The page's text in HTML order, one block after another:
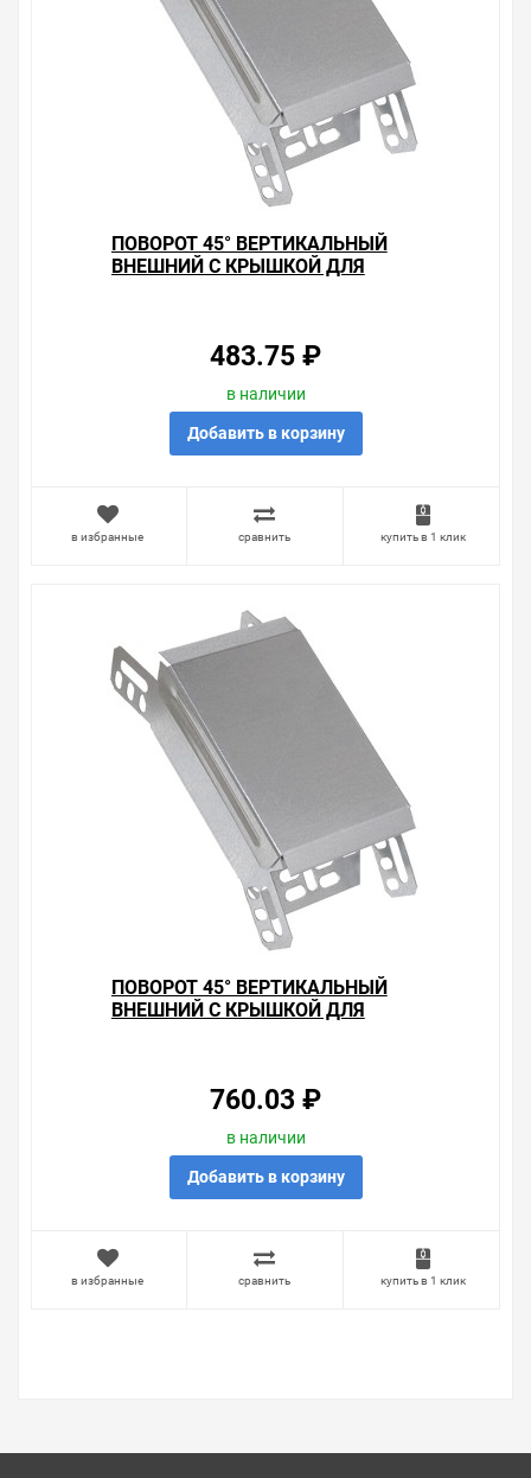
ПОВОРОТ 45° ВЕРТИКАЛЬНЫЙ
ВНЕШНИЙ С КРЫШКОЙ ДЛЯ
483.75 ₽
в наличии
Добавить в корзину
в избранные сравнить купить в 1 клик
ПОВОРОТ 45° ВЕРТИКАЛЬНЫЙ
ВНЕШНИЙ С КРЫШКОЙ ДЛЯ
760.03 ₽
в наличии
Добавить в корзину
в избранные сравнить купить в 1 клик